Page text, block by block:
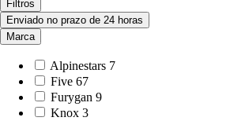
Filtros
Enviado no prazo de 24 horas
Marca
Alpinestars 7
Five 67
Furygan 9
Knox 3